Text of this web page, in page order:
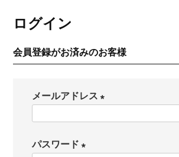
ログイン
会員登録がお済みのお客様
メールアドレス
須
パスワード